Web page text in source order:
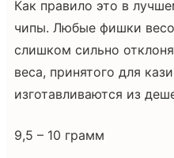
Как правило это в
чипы. Любые фишки
слишком сильно
веса, принятого для
изготавливаются из
9,5 – 10 грамм